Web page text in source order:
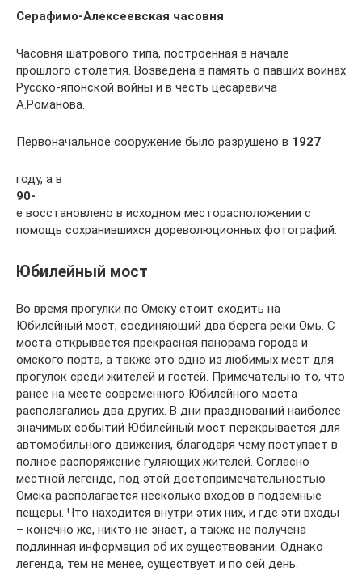
Серафимо-Алексеевская часовня
Часовня шатрового типа, построенная в начале
прошлого столетия. Возведена в память о павших воинах
Русско-японской войны и в честь цесаревича
А.Романова.
Первоначальное сооружение было разрушено в 1927
году, а в
90-
е восстановлено в исходном месторасположении с
помощь сохранившихся дореволюционных фотографий.
Юбилейный мост
Во время прогулки по Омску стоит сходить на
Юбилейный мост, соединяющий два берега реки Омь. С
моста открывается прекрасная панорама города и
омского порта, а также это одно из любимых мест для
прогулок среди жителей и гостей. Примечательно то, что
ранее на месте современного Юбилейного моста
располагались два других. В дни празднований наиболее
значимых событий Юбилейный мост перекрывается для
автомобильного движения, благодаря чему поступает в
полное распоряжение гуляющих жителей. Согласно
местной легенде, под этой достопримечательностью
Омска располагается несколько входов в подземные
пещеры. Что находится внутри этих них, и где эти входы
– конечно же, никто не знает, а также не получена
подлинная информация об их существовании. Однако
легенда, тем не менее, существует и по сей день.